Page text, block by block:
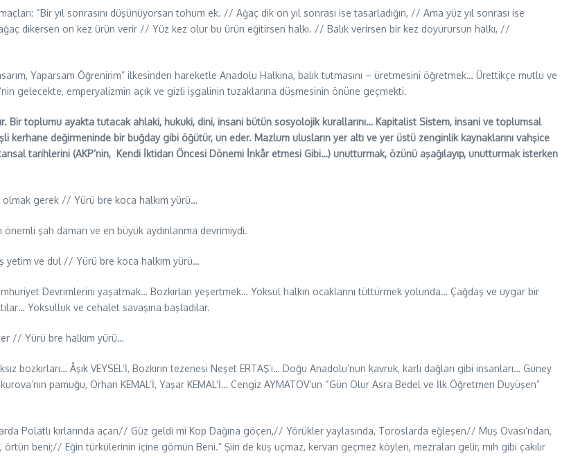
“Bir yıl sonrasını düşünüyorsan tohum ek. // Ağaç dik on yıl sonrası ise tasarladığın, // Ama yüz yıl sonrası ise
dikersen on kez ürün verir // Yüz kez olur bu ürün eğitirsen halkı. // Balık verirsen bir kez doyurursun halkı, //
Yaparsam Öğrenirim” ilkesinden hareketle Anadolu Halkına, balık tutmasını – üretmesini öğretmek… Ürettikçe mutlu ve
gelecekte, emperyalizmin açık ve gizli işgalinin tuzaklarına düşmesinin önüne geçmekti.
Bir toplumu ayakta tutacak ahlaki, hukuki, dini, insani bütün sosyolojik kurallarını… Kapitalist Sistem, insani ve toplumsal
değirmeninde bir buğday gibi öğütür, un eder. Mazlum ulusların yer altı ve yer üstü zenginlik kaynaklarını vahşice
tarihlerini (AKP’nin, Kendi İktidarı Öncesi Dönemi İnkâr etmesi Gibi…) unutturmak, özünü aşağılayıp, unutturmak isterken
olmak gerek // Yürü bre koca halkım yürü…
şah damarı ve en büyük aydınlanma devrimiydi.
yetim ve dul // Yürü bre koca halkım yürü…
Devrimlerini yaşatmak… Bozkırları yeşertmek… Yoksul halkın ocaklarını tüttürmek yolunda… Çağdaş ve uygar bir
Yoksulluk ve cehalet savaşına başladılar.
// Yürü bre halkım yürü…
bozkırları… Âşık VEYSEL’İ, Bozkırın tezenesi Neşet ERTAŞ’ı… Doğu Anadolu’nun kavruk, karlı dağları gibi insanları… Güney
pamuğu, Orhan KEMAL’İ, Yaşar KEMAL’İ… Cengiz AYMATOV’un “Gün Olur Asra Bedel ve İlk Öğretmen Duyüşen”
Polatlı kırlarında açan// Güz geldi mi Kop Dağına göçen,// Yörükler yaylasında, Toroslarda eğleşen// Muş Ovası’ndan,
beni;// Eğin türkülerinin içine gömün Beni.” Şiiri de kuş uçmaz, kervan geçmez köyleri, mezraları gelir, mıh gibi çakılır